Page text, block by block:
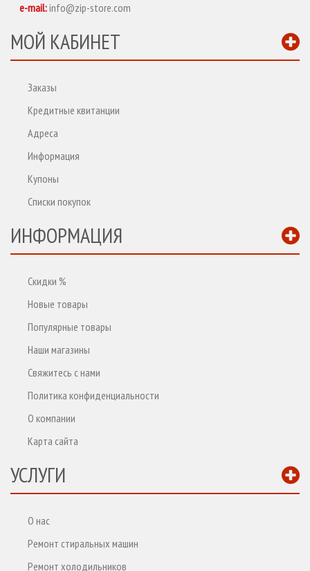
e-mail:info@zip-store.com
МОЙ КАБИНЕТ
Заказы
Кредитные квитанции
Адреса
Информация
Купоны
Списки покупок
ИНФОРМАЦИЯ
Скидки %
Новые товары
Популярные товары
Наши магазины
Свяжитесь с нами
Политика конфиденциальности
О компании
Карта сайта
УСЛУГИ
О нас
Ремонт стиральных машин
Ремонт холодильников